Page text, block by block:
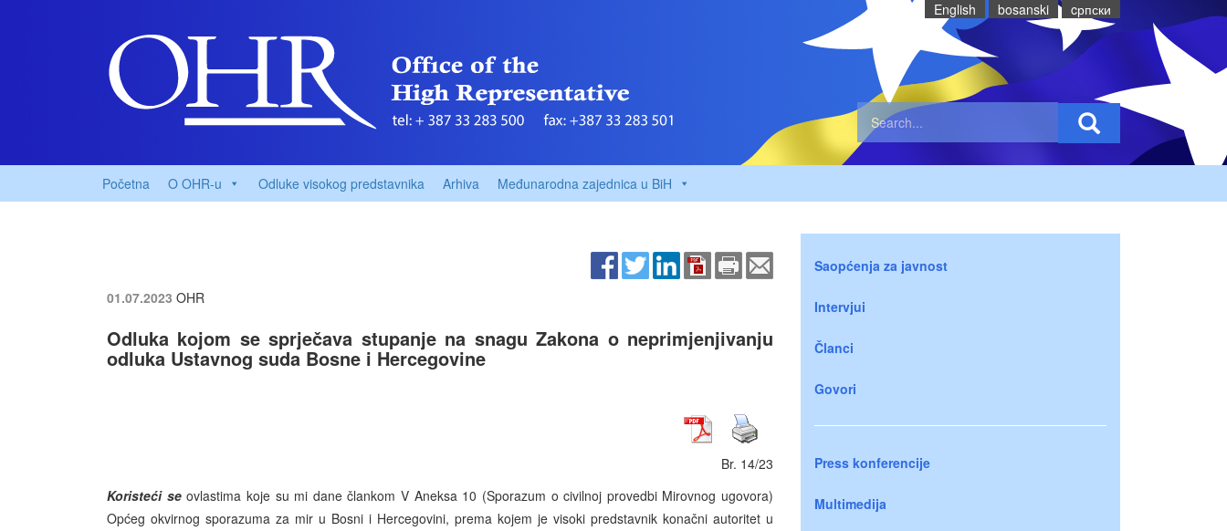
English bosanski cрпски
Početna O OHR-u Odluke visokog predstavnika Arhiva Međunarodna zajednica u BiH
01.07.2023 OHR
Odluka kojom se sprječava stupanje na snagu Zakona o neprimjenjivanju
odluka Ustavnog suda Bosne i Hercegovine
Br. 14/23
Koristeći seovlastima koje su mi dane člankom V Aneksa 10 (Sporazum o civilnoj provedbi Mirovnog ugovora)
Općeg okvirnog sporazuma za mir u Bosni i Hercegovini, prema kojem je visoki predstavnik konačni autoritet u
Saopćenja za javnost
Intervjui
Članci
Govori
Press konferencije
Multimedija